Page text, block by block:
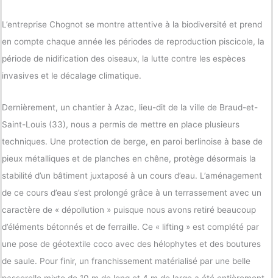
L’entreprise Chognot se montre attentive à la biodiversité et prend
en compte chaque année les périodes de reproduction piscicole, la
période de nidification des oiseaux, la lutte contre les espèces
invasives et le décalage climatique.
Dernièrement, un chantier à Azac, lieu-dit de la ville de Braud-et-
Saint-Louis (33), nous a permis de mettre en place plusieurs
techniques. Une protection de berge, en paroi berlinoise à base de
pieux métalliques et de planches en chêne, protège désormais la
stabilité d’un bâtiment juxtaposé à un cours d’eau. L’aménagement
de ce cours d’eau s’est prolongé grâce à un terrassement avec un
caractère de « dépollution » puisque nous avons retiré beaucoup
d’éléments bétonnés et de ferraille. Ce « lifting » est complété par
une pose de géotextile coco avec des hélophytes et des boutures
de saule. Pour finir, un franchissement matérialisé par une belle